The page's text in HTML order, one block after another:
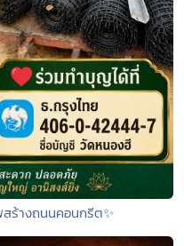
ร้างถนนคอนกรีต✨